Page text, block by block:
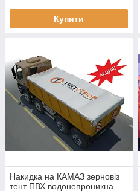
Підберемо
кріплення під ваш
тип
Отримати
Купити
Накидка на КАМАЗ зерновіз
тент ПВХ водонепроникна